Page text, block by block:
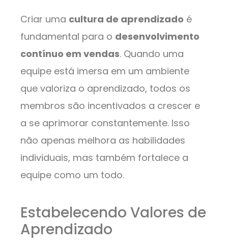
Criar uma cultura de aprendizado é
fundamental para o desenvolvimento
contínuo em vendas. Quando uma
equipe está imersa em um ambiente
que valoriza o aprendizado, todos os
membros são incentivados a crescer e
a se aprimorar constantemente. Isso
não apenas melhora as habilidades
individuais, mas também fortalece a
equipe como um todo.
Estabelecendo Valores de
Aprendizado